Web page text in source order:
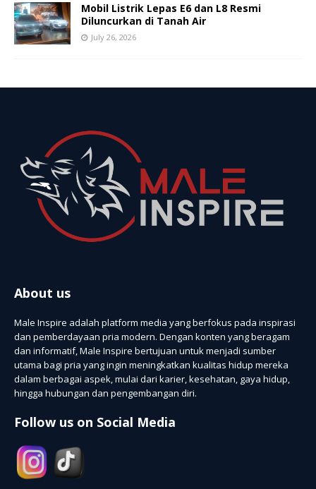
Mobil Listrik Lepas E6 dan L8 Resmi
Diluncurkan di Tanah Air
July 26, 2026
About us
Male Inspire adalah platform media yang berfokus pada inspirasi
dan pemberdayaan pria modern. Dengan konten yang beragam
dan informatif, Male Inspire bertujuan untuk menjadi sumber
utama bagi pria yang ingin meningkatkan kualitas hidup mereka
dalam berbagai aspek, mulai dari karier, kesehatan, gaya hidup,
hingga hubungan dan pengembangan diri.
Follow us on Social Media